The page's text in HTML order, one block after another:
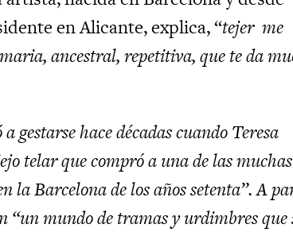
en Alicante, explica, “tejer me
ancestral, repetitiva, que te da
gestarse hace décadas cuando Teresa
telar que compró a una de las muchas
la Barcelona de los años setenta”. A
“un mundo de tramas y urdimbres que